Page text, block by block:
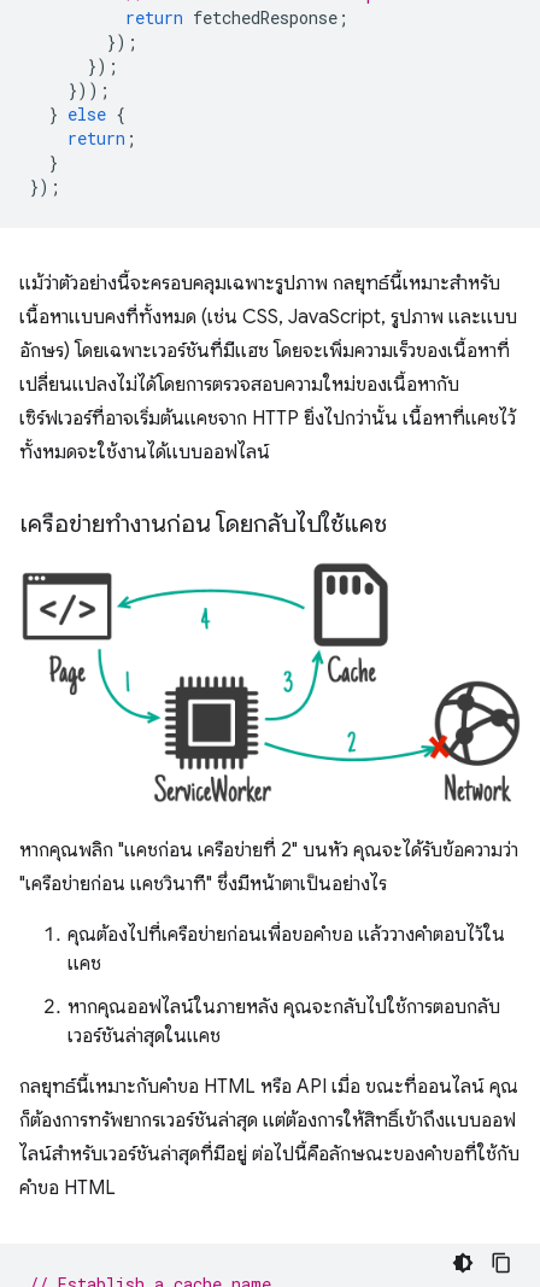
return fetchedResponse ;
});
});
}));
} else {
return ;
}
});
แม้ว่าตัวอย่างนี้จะครอบคลุมเฉพาะรูปภาพ กลยุทธ์นี้เหมาะสำหรับ
เนื้อหาแบบคงที่ทั้งหมด (เช่น CSS, JavaScript, รูปภาพ และแบบ
อักษร) โดยเฉพาะเวอร์ชันที่มีแฮช โดยจะเพิ่มความเร็วของเนื้อหาที่
เปลี่ยนแปลงไม่ได้โดยการตรวจสอบความใหม่ของเนื้อหากับ
เซิร์ฟเวอร์ที่อาจเริ่มต้นแคชจาก HTTP ยิ่งไปกว่านั้น เนื้อหาที่แคชไว้
ทั้งหมดจะใช้งานได้แบบออฟไลน์
เครือข่ายทำงานก่อน โดยกลับไปใช้แคช
หากคุณพลิก "แคชก่อน เครือข่ายที่ 2" บนหัว คุณจะได้รับข้อความว่า
"เครือข่ายก่อน แคชวินาที" ซึ่งมีหน้าตาเป็นอย่างไร
คุณต้องไปที่เครือข่ายก่อนเพื่อขอคำขอ แล้ววางคำตอบไว้ใน
แคช
หากคุณออฟไลน์ในภายหลัง คุณจะกลับไปใช้การตอบกลับ
เวอร์ชันล่าสุดในแคช
กลยุทธ์นี้เหมาะกับคำขอ HTML หรือ API เมื่อ ขณะที่ออนไลน์ คุณ
ก็ต้องการทรัพยากรเวอร์ชันล่าสุด แต่ต้องการให้สิทธิ์เข้าถึงแบบออฟ
ไลน์สำหรับเวอร์ชันล่าสุดที่มีอยู่ ต่อไปนี้คือลักษณะของคำขอที่ใช้กับ
คำขอ HTML